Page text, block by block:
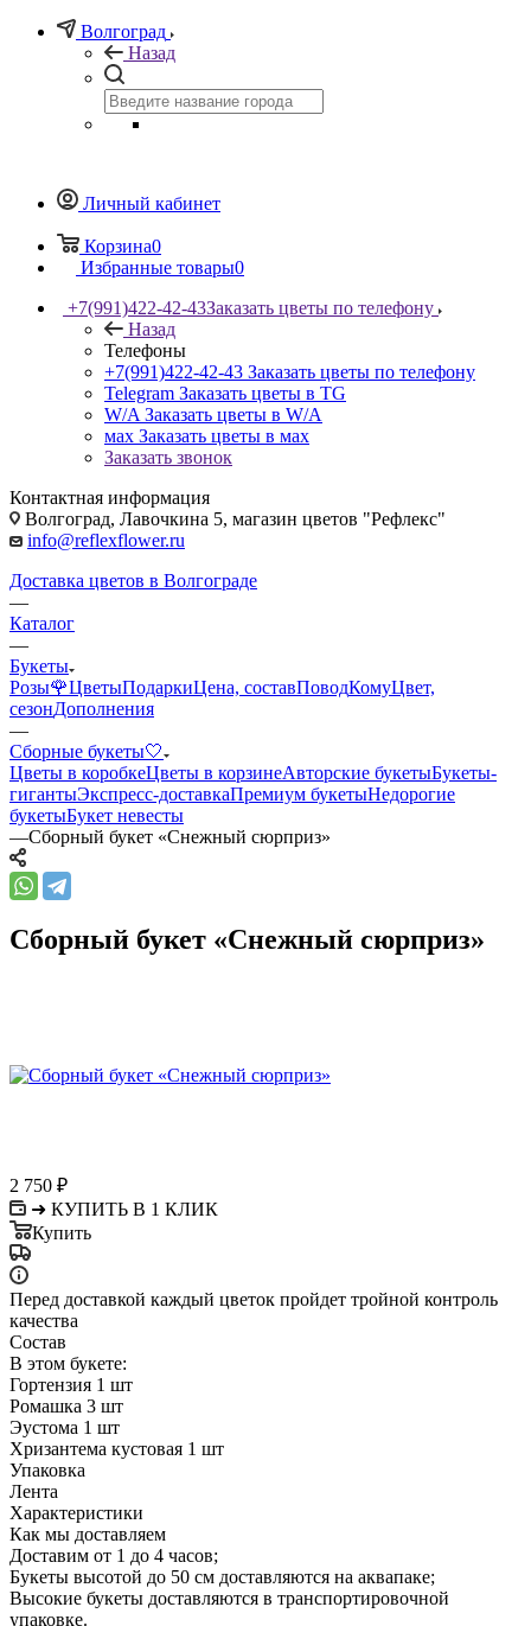
Волгоград
Назад
Личный кабинет
Корзина0
Избранные товары0
+7(991)422-42-43Заказать цветы по телефону
Назад
Телефоны
+7(991)422-42-43 Заказать цветы по телефону
Telegram Заказать цветы в TG
W/A Заказать цветы в W/A
мах Заказать цветы в мах
Заказать звонок
Контактная информация
Волгоград, Лавочкина 5, магазин цветов "Рефлекс"
info@reflexflower.ru
Доставка цветов в Волгограде
—
Каталог
—
Букеты
Розы🌹ЦветыПодаркиЦена, составПоводКомуЦвет,
сезонДополнения
—
Сборные букеты🤍
Цветы в коробкеЦветы в корзинеАвторские букетыБукеты-
гигантыЭкспресс-доставкаПремиум букетыНедорогие
букетыБукет невесты
—Сборный букет «Снежный сюрприз»
Сборный букет «Снежный сюрприз»
2 750 ₽
➜ КУПИТЬ В 1 КЛИК
Купить
Перед доставкой каждый цветок пройдет тройной контроль
качества
Состав
В этом букете:
Гортензия 1 шт
Ромашка 3 шт
Эустома 1 шт
Хризантема кустовая 1 шт
Упаковка
Лента
Характеристики
Как мы доставляем
Доставим от 1 до 4 часов;
Букеты высотой до 50 см доставляются на аквапаке;
Высокие букеты доставляются в транспортировочной
упаковке.